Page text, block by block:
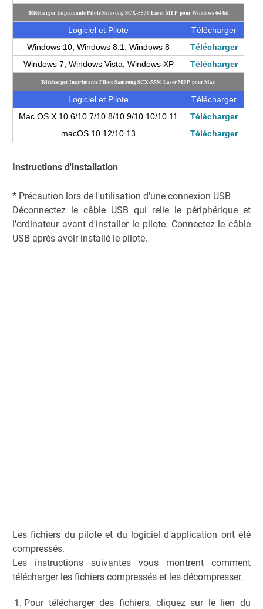
Télécharger Imprimante Pilote Samsung SCX-5530 Laser MFP pour Windows 64 bit
Logiciel et Pilote
Télécharger
Windows 10, Windows 8.1, Windows 8
Télécharger
Windows 7, Windows Vista, Windows XP
Télécharger
Télécharger Imprimante Pilote Samsung SCX-5530 Laser MFP pour Mac
Logiciel et Pilote
Télécharger
Mac OS X 10.6/10.7/10.8/10.9/10.10/10.11
Télécharger
macOS 10.12/10.13
Télécharger
Instructions d'installation
* Précaution lors de l'utilisation d'une connexion USB
Déconnectez le câble USB qui relie le périphérique et
l'ordinateur avant d'installer le pilote. Connectez le câble
USB après avoir installé le pilote.
Les fichiers du pilote et du logiciel d'application ont été
compressés.
Les instructions suivantes vous montrent comment
télécharger les fichiers compressés et les décompresser.
Pour télécharger des fichiers, cliquez sur le lien du